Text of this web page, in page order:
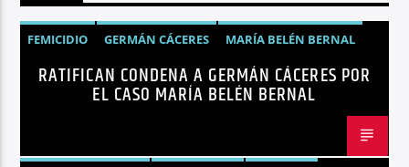
FEMICIDIO GERMÁN CÁCERES
MARÍA BELÉN BERNAL
NOTICIAS
SEGURIDAD
RATIFICAN CONDENA A GERMÁN CÁCERES POR
EL CASO MARÍA BELÉN BERNAL